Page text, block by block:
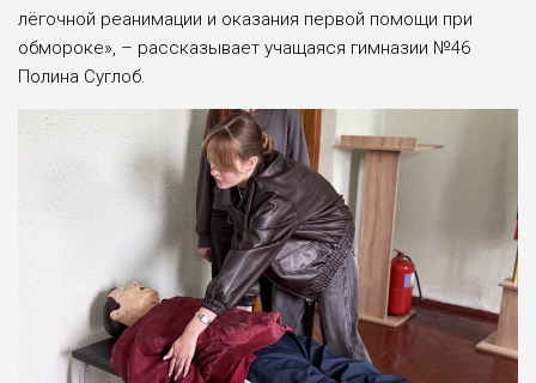
лёгочной реанимации и оказания первой помощи при
обмороке», – рассказывает учащаяся гимназии №46
Полина Суглоб.